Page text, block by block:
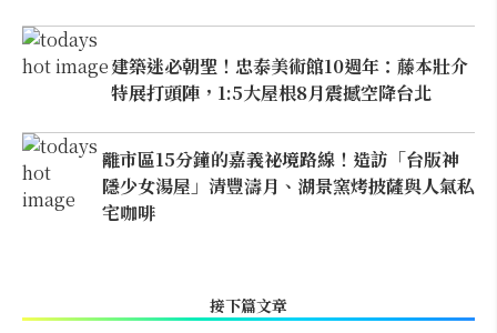
建築迷必朝聖！忠泰美術館10週年：藤本壯介
特展打頭陣，1:5大屋根8月震撼空降台北
離市區15分鐘的嘉義祕境路線！造訪「台版神
隱少女湯屋」清豐濤月、湖景窯烤披薩與人氣私
宅咖啡
接下篇文章